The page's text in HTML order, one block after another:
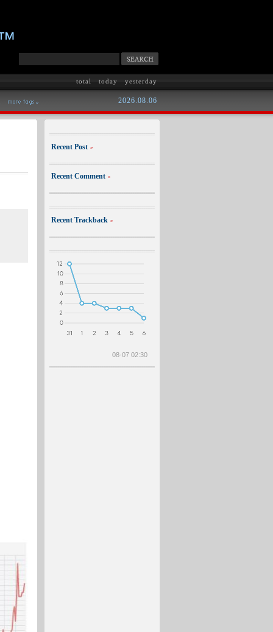
total today yesterday
2026.08.06
Recent Post »
Recent Comment »
Recent Trackback »
08-07 02:30